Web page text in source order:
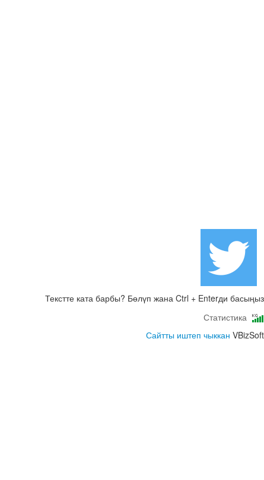
Текстте ката барбы? Бөлүп жана Ctrl + Enterди басыңыз
Статистика
Сайтты иштеп чыккан VBizSoft